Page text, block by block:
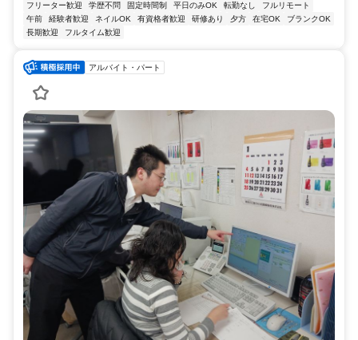
フリーター歓迎
学歴不問 固定時間制 平日のみOK 転勤なし
フルリモート
午前
経験者歓迎 ネイルOK 有資格者歓迎 研修あり 夕方 在宅OK
ブランクOK
長期歓迎
フルタイム歓迎
アルバイト・パート